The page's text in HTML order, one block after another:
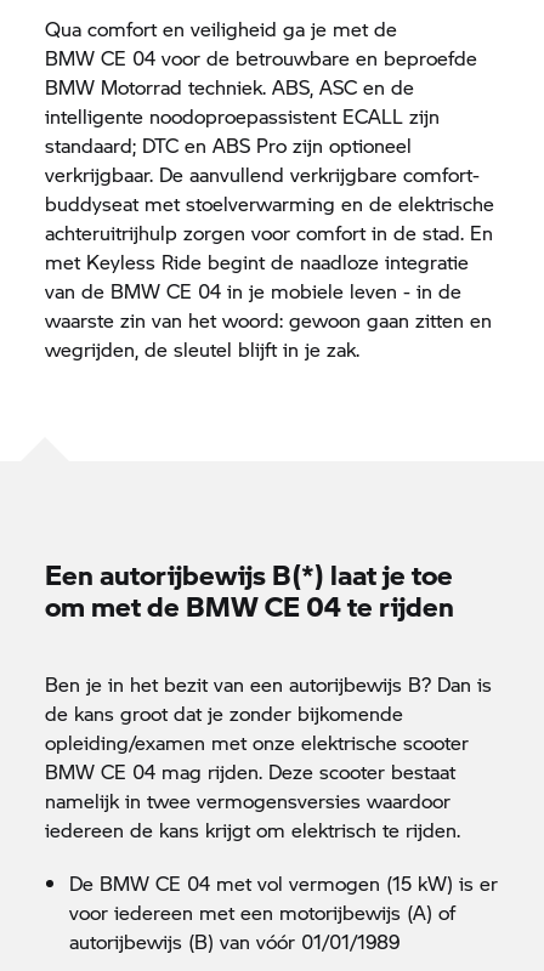
Qua comfort en veiligheid ga je met de
BMW CE 04 voor de betrouwbare en beproefde
BMW Motorrad techniek. ABS, ASC en de
intelligente noodoproepassistent ECALL zijn
standaard; DTC en ABS Pro zijn optioneel
verkrijgbaar. De aanvullend verkrijgbare comfort-
buddyseat met stoelverwarming en de elektrische
achteruitrijhulp zorgen voor comfort in de stad. En
met Keyless Ride begint de naadloze integratie
van de BMW CE 04 in je mobiele leven - in de
waarste zin van het woord: gewoon gaan zitten en
wegrijden, de sleutel blijft in je zak.
Een autorijbewijs B(*) laat je toe
om met de BMW CE 04te rijden
Ben je in het bezit van een autorijbewijs B? Dan is
de kans groot dat je zonder bijkomende
opleiding/examen met onze elektrische scooter
BMW CE 04 mag rijden. Deze scooter bestaat
namelijk in twee vermogensversies waardoor
iedereen de kans krijgt om elektrisch te rijden.
De BMW CE 04 met vol vermogen (15 kW) is er
voor iedereen met een motorijbewijs (A) of
autorijbewijs (B) van vóór 01/01/1989